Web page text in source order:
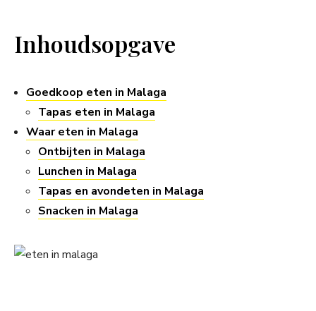
Inhoudsopgave
Goedkoop eten in Malaga
Tapas eten in Malaga
Waar eten in Malaga
Ontbijten in Malaga
Lunchen in Malaga
Tapas en avondeten in Malaga
Snacken in Malaga